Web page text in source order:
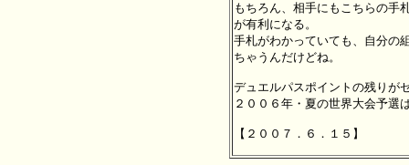
もちろん、相手にもこちらの手
が有利になる。
手札がわかっていても、自分の
ちゃうんだけどね。
デュエルパスポイントの残りが
２００６年・夏の世界大会予選